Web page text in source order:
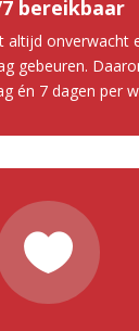
bereikbaar
altijd onverwacht
gebeuren.
én 7 dagen per
